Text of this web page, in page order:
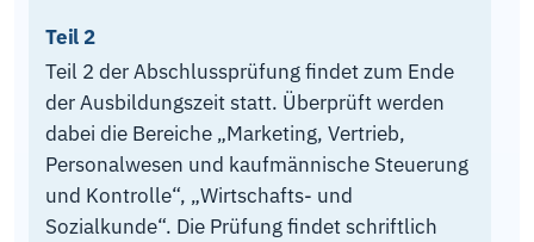
Teil 2
Teil 2 der Abschlussprüfung findet zum Ende
der Ausbildungszeit statt. Überprüft werden
dabei die Bereiche „Marketing, Vertrieb,
Personalwesen und kaufmännische Steuerung
und Kontrolle“, „Wirtschafts- und
Sozialkunde“. Die Prüfung findet schriftlich